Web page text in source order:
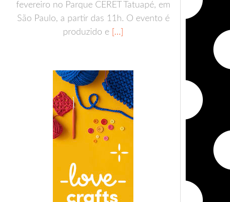
fevereiro no Parque CERET Tatuapé, em
São Paulo, a partir das 11h. O evento é
produzido e […]